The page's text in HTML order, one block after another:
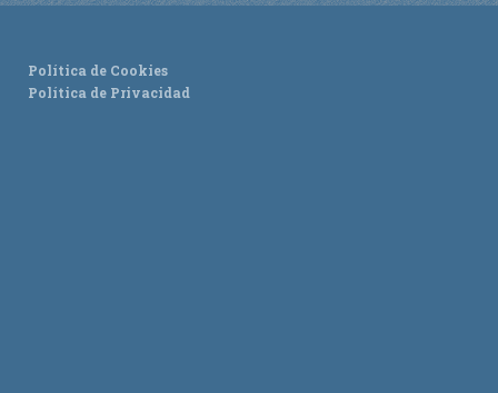
Política de Cookies
Política de Privacidad